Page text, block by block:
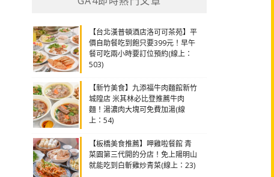
【台北漢普頓酒店洛可可茶苑】平
價自助餐吃到飽只要399元！早午
餐可吃兩小時要訂位預約(線上：
503)
【新竹美食】九添福牛肉麵館新竹
城隍店 米其林必比登推薦牛肉
麵！湯濃肉大塊可免費加湯(線
上：54)
【板橋美食推薦】呷雞啦餐館 青
菜園第三代開的分店！免上陽明山
就能吃到白斬雞炒青菜(線上：23)